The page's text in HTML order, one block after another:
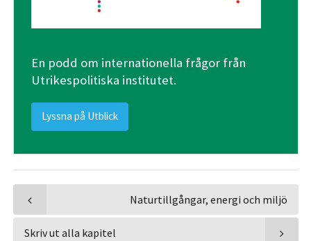
En podd om internationella frågor från
Utrikespolitiska institutet.
Lyssna på Utblick
Naturtillgångar, energi och miljö
Skriv ut alla kapitel